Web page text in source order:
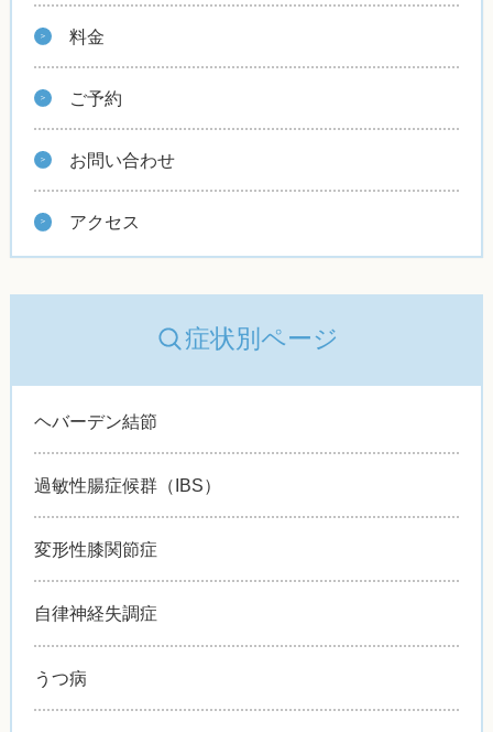
料金
ご予約
お問い合わせ
アクセス
症状別ページ
ヘバーデン結節
過敏性腸症候群（IBS）
変形性膝関節症
自律神経失調症
うつ病